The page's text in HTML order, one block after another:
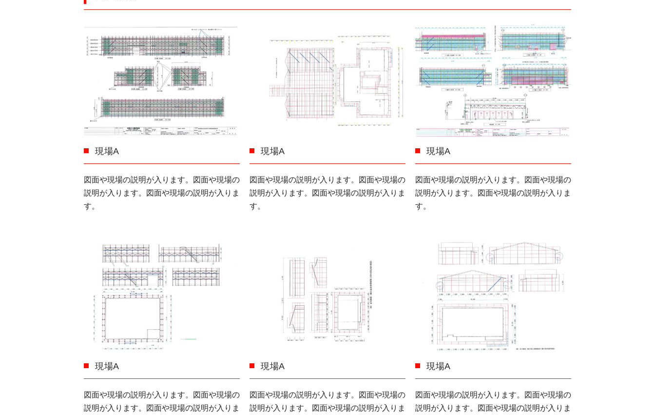
現場A
図面や現場の説明が入ります。図面や現場の
説明が入ります。図面や現場の説明が入りま
す。
現場A
図面や現場の説明が入ります。図面や現場の
説明が入ります。図面や現場の説明が入りま
す。
現場A
図面や現場の説明が入ります。図面や現場の
説明が入ります。図面や現場の説明が入りま
す。
現場A
図面や現場の説明が入ります。図面や現場の
説明が入ります。図面や現場の説明が入りま
現場A
図面や現場の説明が入ります。図面や現場の
説明が入ります。図面や現場の説明が入りま
現場A
図面や現場の説明が入ります。図面や現場の
説明が入ります。図面や現場の説明が入りま